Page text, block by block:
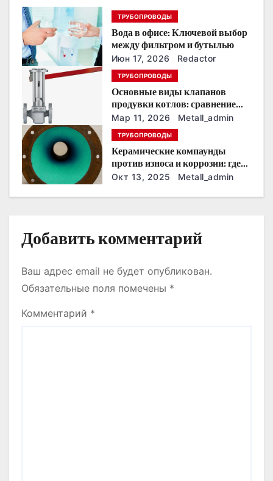
п
о
з
п
и
с
я
ТРУБОПРОВОДЫ
Вода в офисе: Ключевой выбор
между фильтром и бутылью
Июн 17, 2026 Redactor
ТРУБОПРОВОДЫ
Основные виды клапанов
продувки котлов: сравнение
устройств и характеристик
Мар 11, 2026 Metall_admin
ТРУБОПРОВОДЫ
Керамические компаунды
против износа и коррозии: где
они работают эффективнее
Окт 13, 2025 Metall_admin
Добавить комментарий
Ваш адрес email не будет опубликован.
Обязательные поля помечены *
Комментарий *